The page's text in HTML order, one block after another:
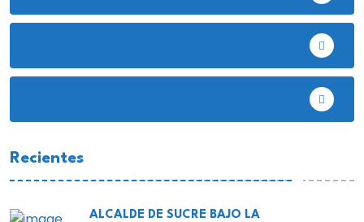
Recientes
ALCALDE DE SUCRE BAJO LA